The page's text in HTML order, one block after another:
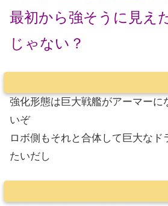
最初から強そうに見え
じゃない？
強化形態は巨大戦艦がアーマーに
いぞ
ロボ側もそれと合体して巨大なド
たいだし